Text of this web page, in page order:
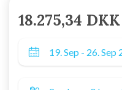
18.275,34 DKK